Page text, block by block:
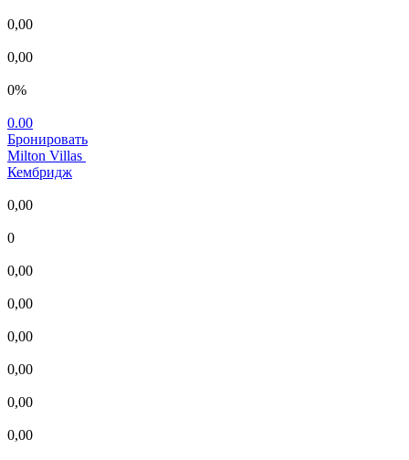
0,00
0,00
0%
0.00
Бронировать
Milton Villas
Кембридж
0,00
0
0,00
0,00
0,00
0,00
0,00
0,00